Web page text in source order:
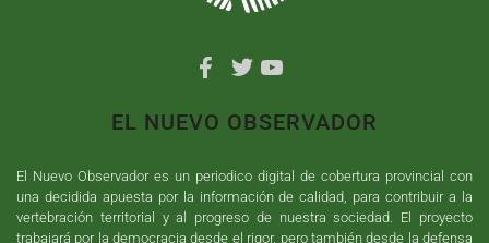
EL NUEVO OBSERVADOR
El Nuevo Observador es un periodico digital de cobertura provincial con
una decidida apuesta por la información de calidad, para contribuir a la
vertebración territorial y al progreso de nuestra sociedad. El proyecto
trabajará por la democracia desde el rigor, pero también desde la defensa